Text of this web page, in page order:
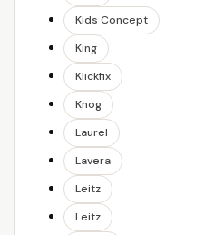
Kids Concept
King
Klickfix
Knog
Laurel
Lavera
Leitz
Leitz